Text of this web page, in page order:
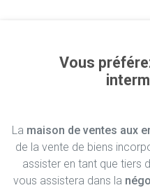
Vous
La maison de ventes aux
de la vente de biens
assister en tant que tiers
vous assistera dans la